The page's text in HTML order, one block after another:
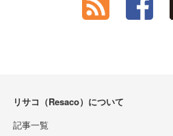
リサコ（Resaco）について
記事一覧